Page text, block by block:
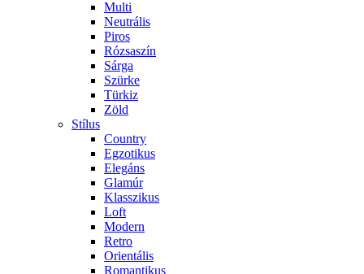
Multi
Neutrális
Piros
Rózsaszín
Sárga
Szürke
Türkiz
Zöld
Stílus
Country
Egzotikus
Elegáns
Glamúr
Klasszikus
Loft
Modern
Retro
Orientális
Romantikus